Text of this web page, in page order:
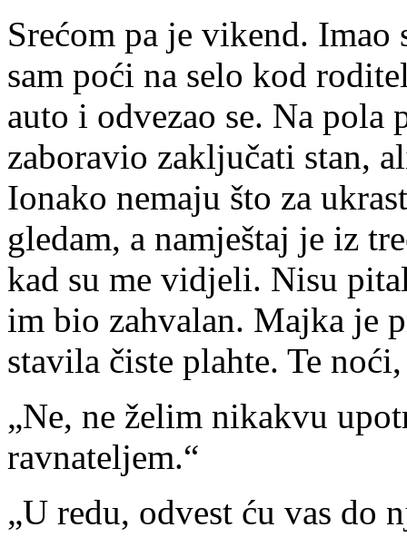
Srećom pa je vikend.
sam poći na selo kod
auto i odvezao se. Na pola
zaboravio zaključati stan,
Ionako nemaju što za
gledam, a namještaj je iz
kad su me vidjeli. Nisu
im bio zahvalan. Majka je
stavila čiste plahte. Te
„Ne, ne želim nikakvu
ravnateljem.“
„U redu, odvest ću vas do